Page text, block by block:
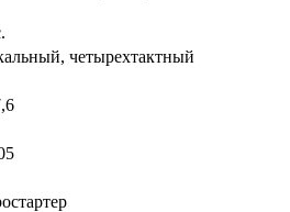
четырехтактный